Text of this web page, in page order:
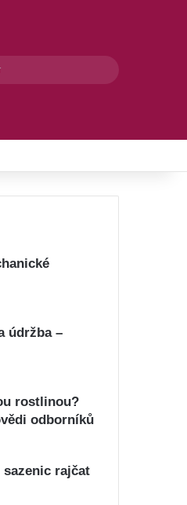
údržba –
rostlinou?
odborníků
rajčat